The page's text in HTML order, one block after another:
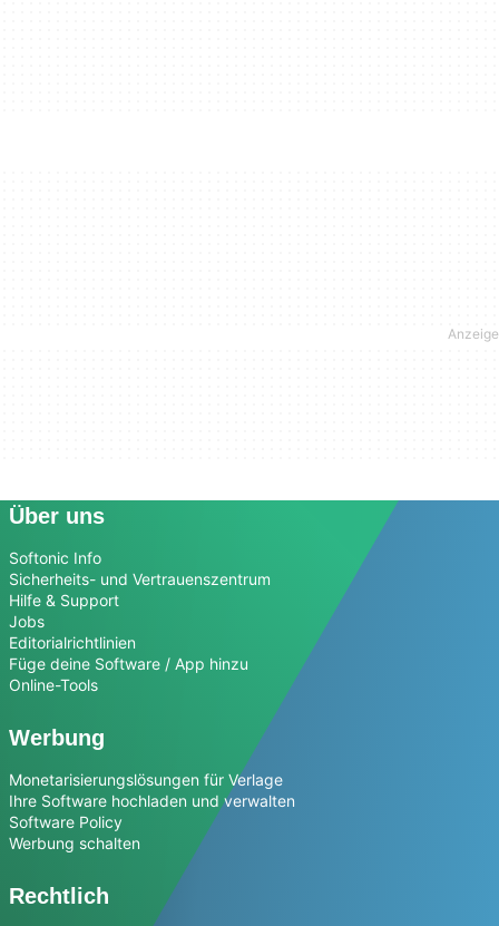
Über uns
Softonic Info
Sicherheits- und Vertrauenszentrum
Hilfe & Support
Jobs
Editorialrichtlinien
Füge deine Software / App hinzu
Online-Tools
Werbung
Monetarisierungslösungen für Verlage
Ihre Software hochladen und verwalten
Software Policy
Werbung schalten
Rechtlich